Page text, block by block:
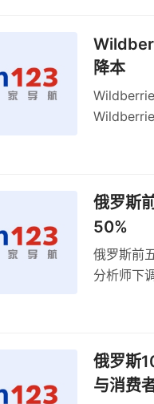
降本
俄罗斯
50%
俄罗斯前
分析师下
俄罗斯
与消费